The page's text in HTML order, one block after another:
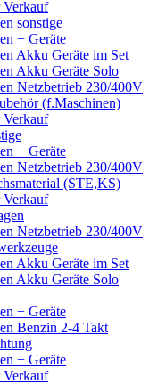
Verkauf
sonstige
+ Geräte
Akku Geräte im Set
Akku Geräte Solo
Netzbetrieb 230/400V
(f.Maschinen)
Verkauf
+ Geräte
Netzbetrieb 230/400V
(STE,KS)
Verkauf
Netzbetrieb 230/400V
Akku Geräte im Set
Akku Geräte Solo
+ Geräte
Benzin 2-4 Takt
+ Geräte
Verkauf